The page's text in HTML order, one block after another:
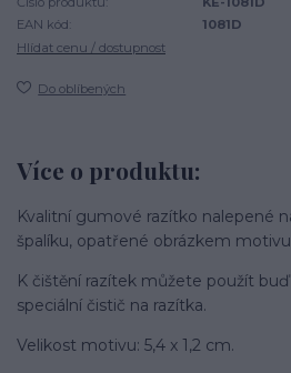
EAN kód:
1081D
Hlídat cenu / dostupnost
Do oblíbených
Více o produktu:
Kvalitní gumové razítko nalepené
špalíku, opatřené obrázkem
K čištění razítek můžete použít
speciální čistič na razítka.
Velikost motivu: 5,4 x 1,2 cm.